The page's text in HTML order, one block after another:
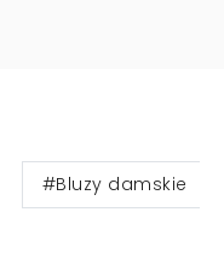
#Bluzy damskie